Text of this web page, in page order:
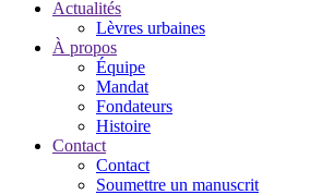
Actualités
Lèvres urbaines
À propos
Équipe
Mandat
Fondateurs
Histoire
Contact
Contact
Soumettre un manuscrit